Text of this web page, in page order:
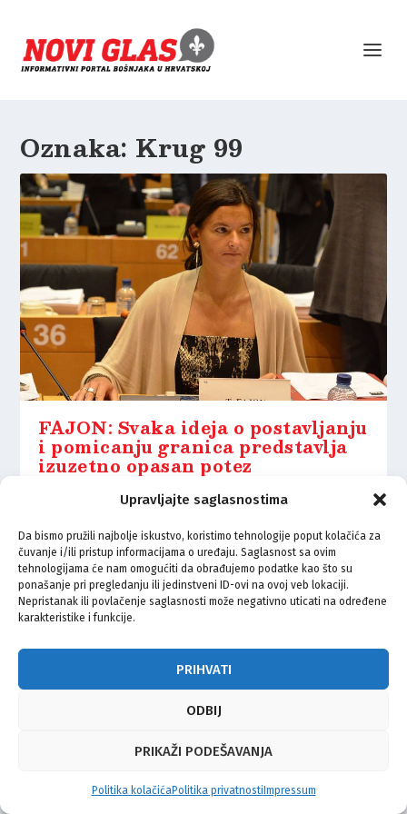
Upravljajte saglasnostima
Da bismo pružili najbolje iskustvo, koristimo tehnologije poput kolačića za
čuvanje i/ili pristup informacijama o uređaju. Saglasnost sa ovim
tehnologijama će nam omogućiti da obrađujemo podatke kao što su
ponašanje pri pregledanju ili jedinstveni ID-ovi na ovoj veb lokaciji.
Nepristanak ili povlačenje saglasnosti može negativno uticati na određene
karakteristike i funkcije.
PRIHVATI
ODBIJ
PRIKAŽI PODEŠAVANJA
Politika kolačićaPolitika privatnosti Impressum
Oznaka: Krug 99
FAJON: Svaka ideja o postavljanju
i pomicanju granica predstavlja
izuzetno opasan potez
© Vijeće bošnjačke nacionalne manjine Grada Zagreba 2026